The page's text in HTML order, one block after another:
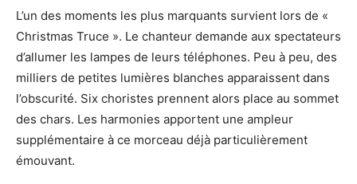
L’un des moments les plus marquants survient lors de «
Christmas Truce ». Le chanteur demande aux spectateurs
d’allumer les lampes de leurs téléphones. Peu à peu, des
milliers de petites lumières blanches apparaissent dans
l’obscurité. Six choristes prennent alors place au sommet
des chars. Les harmonies apportent une ampleur
supplémentaire à ce morceau déjà particulièrement
émouvant.